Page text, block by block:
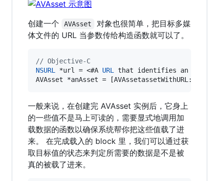
创建一个 AVAsset
对象也很简单，把目标多媒
体文件的 URL 当参数传给构造函数就可以了。
// Objective-C
NSURL
*url = <#A URL
that identifies an movie
AVAsset *anAsset =
一般来说，在创建完 AVAsset 实例后，它身上
的一些值不是马上可读的，需要显式地调用加
载数据的函数以确保系统帮你把这些值载了进
来。 在完成载入的 block 里，我们可以通过获
取目标值的状态来判定所需要的数据是不是被
真的被载了进来。